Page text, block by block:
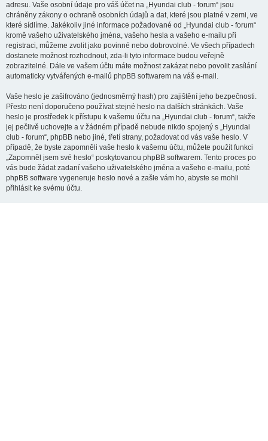
adresu. Vaše osobní údaje pro váš účet na „Hyundai club - forum“ jsou
chráněny zákony o ochraně osobních údajů a dat, které jsou platné v zemi, ve
které sídlíme. Jakékoliv jiné informace požadované od „Hyundai club - forum“
kromě vašeho uživatelského jména, vašeho hesla a vašeho e-mailu při
registraci, můžeme zvolit jako povinné nebo dobrovolné. Ve všech případech
dostanete možnost rozhodnout, zda-li tyto informace budou veřejně
zobrazitelné. Dále ve vašem účtu máte možnost zakázat nebo povolit zasílání
automaticky vytvářených e-mailů phpBB softwarem na váš e-mail.
Vaše heslo je zašifrováno (jednosměrný hash) pro zajištění jeho bezpečnosti.
Přesto není doporučeno používat stejné heslo na dalších stránkách. Vaše
heslo je prostředek k přístupu k vašemu účtu na „Hyundai club - forum“, takže
jej pečlivě uchovejte a v žádném případě nebude nikdo spojený s „Hyundai
club - forum“, phpBB nebo jiné, třetí strany, požadovat od vás vaše heslo. V
případě, že byste zapomněli vaše heslo k vašemu účtu, můžete použít funkci
„Zapomněl jsem své heslo“ poskytovanou phpBB softwarem. Tento proces po
vás bude žádat zadaní vašeho uživatelského jména a vašeho e-mailu, poté
phpBB software vygeneruje heslo nové a zašle vám ho, abyste se mohli
přihlásit ke svému účtu.